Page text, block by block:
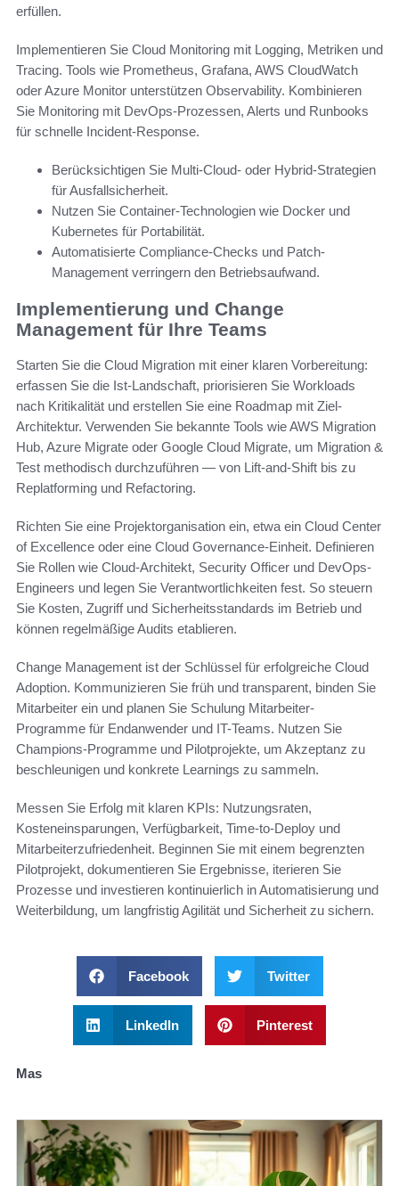
erfüllen.
Implementieren Sie Cloud Monitoring mit Logging, Metriken und
Tracing. Tools wie Prometheus, Grafana, AWS CloudWatch
oder Azure Monitor unterstützen Observability. Kombinieren
Sie Monitoring mit DevOps-Prozessen, Alerts und Runbooks
für schnelle Incident-Response.
Berücksichtigen Sie Multi-Cloud- oder Hybrid-Strategien
für Ausfallsicherheit.
Nutzen Sie Container-Technologien wie Docker und
Kubernetes für Portabilität.
Automatisierte Compliance-Checks und Patch-
Management verringern den Betriebsaufwand.
Implementierung und Change
Management für Ihre Teams
Starten Sie die Cloud Migration mit einer klaren Vorbereitung:
erfassen Sie die Ist-Landschaft, priorisieren Sie Workloads
nach Kritikalität und erstellen Sie eine Roadmap mit Ziel-
Architektur. Verwenden Sie bekannte Tools wie AWS Migration
Hub, Azure Migrate oder Google Cloud Migrate, um Migration &
Test methodisch durchzuführen — von Lift-and-Shift bis zu
Replatforming und Refactoring.
Richten Sie eine Projektorganisation ein, etwa ein Cloud Center
of Excellence oder eine Cloud Governance-Einheit. Definieren
Sie Rollen wie Cloud-Architekt, Security Officer und DevOps-
Engineers und legen Sie Verantwortlichkeiten fest. So steuern
Sie Kosten, Zugriff und Sicherheitsstandards im Betrieb und
können regelmäßige Audits etablieren.
Change Management ist der Schlüssel für erfolgreiche Cloud
Adoption. Kommunizieren Sie früh und transparent, binden Sie
Mitarbeiter ein und planen Sie Schulung Mitarbeiter-
Programme für Endanwender und IT-Teams. Nutzen Sie
Champions-Programme und Pilotprojekte, um Akzeptanz zu
beschleunigen und konkrete Learnings zu sammeln.
Messen Sie Erfolg mit klaren KPIs: Nutzungsraten,
Kosteneinsparungen, Verfügbarkeit, Time-to-Deploy und
Mitarbeiterzufriedenheit. Beginnen Sie mit einem begrenzten
Pilotprojekt, dokumentieren Sie Ergebnisse, iterieren Sie
Prozesse und investieren kontinuierlich in Automatisierung und
Weiterbildung, um langfristig Agilität und Sicherheit zu sichern.
Facebook Twitter
LinkedIn Pinterest
Mas